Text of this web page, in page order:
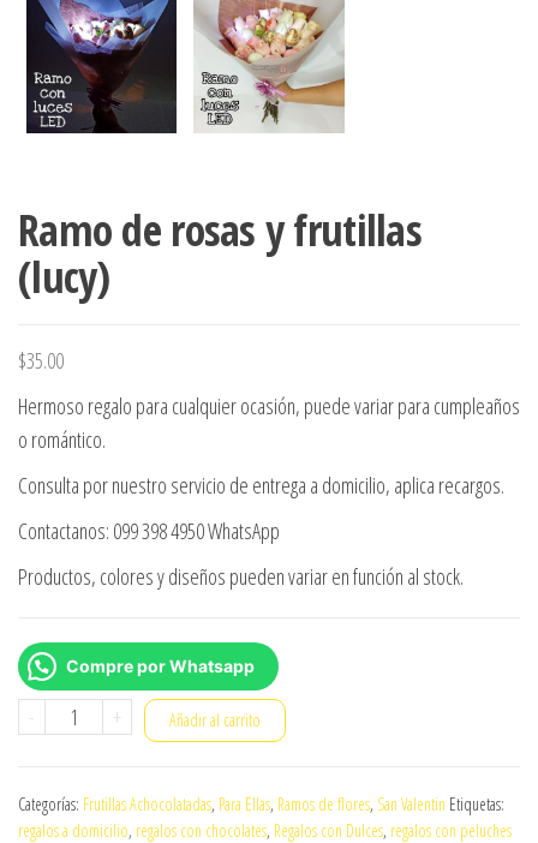
Ramo de rosas y frutillas
(lucy)
$35.00
Hermoso regalo para cualquier ocasión, puede variar para cumpleaños
o romántico.
Consulta por nuestro servicio de entrega a domicilio, aplica recargos.
Contactanos: 099 398 4950 WhatsApp
Productos, colores y diseños pueden variar en función al stock.
Compre por Whatsapp
-
Ramo
y
+ Añadir al carrito
Categorías: Frutillas Achocolatadas, Para Ellas, Ramos de flores, San Valentin Etiquetas:
regalos a domicilio, regalos con chocolates, Regalos con Dulces, regalos con peluches